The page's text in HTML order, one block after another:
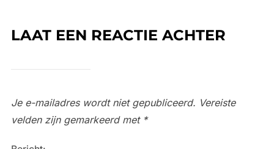
LAAT EEN REACTIE ACHTER
Je e-mailadres wordt niet gepubliceerd. Vereiste
velden zijn gemarkeerd met *